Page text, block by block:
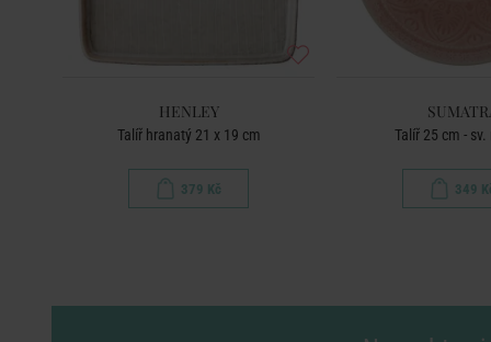
HENLEY
Talíř hranatý 21 x 19 cm
379 Kč
Talíř 25 cm - sv.
349